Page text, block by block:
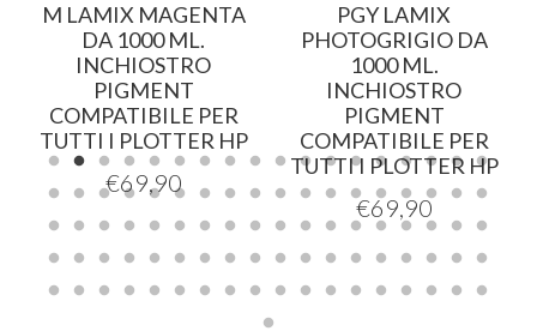
M LAMIX MAGENTA
DA 1000 ML.
INCHIOSTRO
PIGMENT
COMPATIBILE PER
TUTTI I PLOTTER HP
€69,90
PGY LAMIX
PHOTOGRIGIO DA
1000 ML.
INCHIOSTRO
PIGMENT
COMPATIBILE PER
TUTTI I PLOTTER HP
€69,90